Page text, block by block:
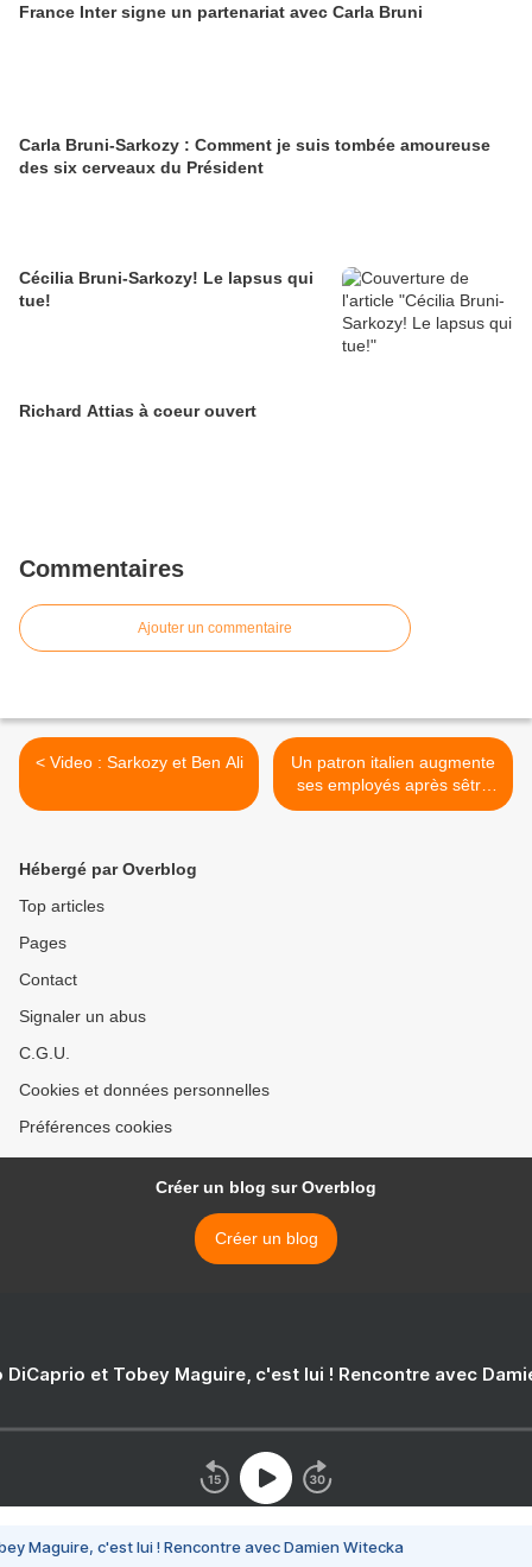
France Inter signe un partenariat avec Carla Bruni
Carla Bruni-Sarkozy : Comment je suis tombée amoureuse
des six cerveaux du Président
Cécilia Bruni-Sarkozy! Le lapsus qui
tue!
Richard Attias à coeur ouvert
Commentaires
Ajouter un commentaire
< Video : Sarkozy et Ben Ali
Un patron italien augmente
ses employés après sêtre
glissé dans la peau dun
Hébergé par Overblog
Top articles
Pages
Contact
Signaler un abus
C.G.U.
Cookies et données personnelles
Préférences cookies
Créer un blog sur Overblog
Créer un blog
DiCaprio et Tobey Maguire, c'est lui ! Rencontre avec
Maguire, c'est lui ! Rencontre avec Damien Witecka